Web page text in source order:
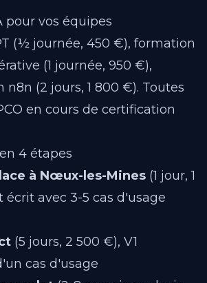
pour vos équipes
(½ journée, 450 €), formation
(1 journée, 950 €),
(2 jours, 1 800 €). Toutes
en cours de certification
4 étapes
à Nœux-les-Mines (1 jour, 1
écrit avec 3-5 cas d'usage
(5 jours, 2 500 €), V1
cas d'usage